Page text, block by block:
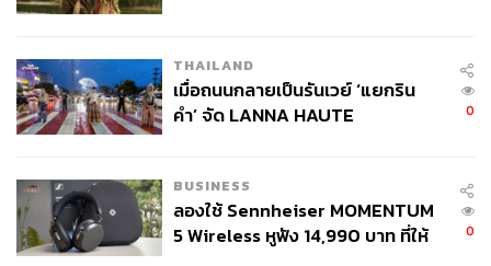
THAILAND
เมื่อถนนกลายเป็นรันเวย์ ‘แยกริน
คำ’ จัด LANNA HAUTE
0
BUSINESS
ลองใช้ Sennheiser MOMENTUM
5 Wireless หูฟัง 14,990 บาท ที่ให้
0